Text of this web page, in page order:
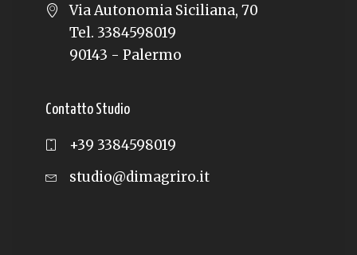
Via Autonomia Siciliana, 70
Tel. 3384598019
90143 - Palermo
Contatto Studio
+39 3384598019
studio@dimagriro.it